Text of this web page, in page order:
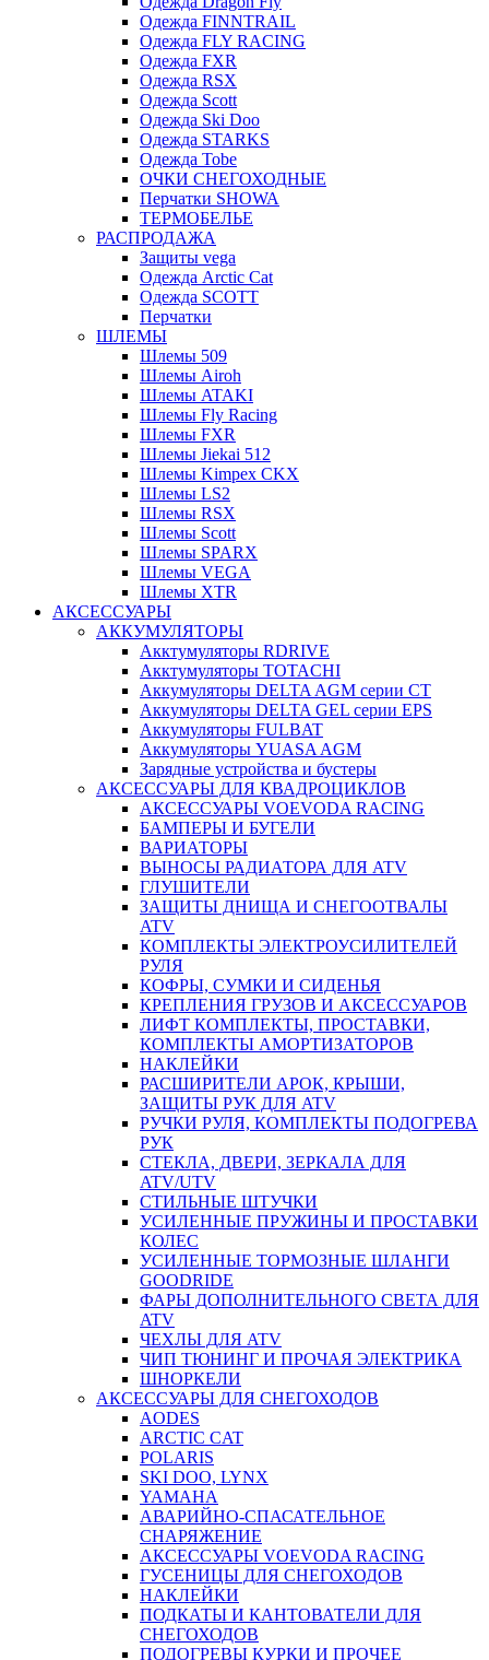
Одежда FINNTRAIL
Одежда FLY RACING
Одежда FXR
Одежда RSX
Одежда Scott
Одежда Ski Doo
Одежда STARKS
Одежда Tobe
ОЧКИ СНЕГОХОДНЫЕ
Перчатки SHOWA
ТЕРМОБЕЛЬЕ
РАСПРОДАЖА
Защиты vega
Одежда Arctic Cat
Одежда SCOTT
Перчатки
ШЛЕМЫ
Шлемы 509
Шлемы Airoh
Шлемы ATAKI
Шлемы Fly Racing
Шлемы FXR
Шлемы Jiekai 512
Шлемы Kimpex CKX
Шлемы LS2
Шлемы RSX
Шлемы Scott
Шлемы SPARX
Шлемы VEGA
Шлемы XTR
АКСЕССУАРЫ
АККУМУЛЯТОРЫ
Акктумуляторы RDRIVE
Акктумуляторы TOTACHI
Аккумуляторы DELTA AGM серии CT
Аккумуляторы DELTA GEL серии EPS
Аккумуляторы FULBAT
Аккумуляторы YUASA AGM
Зарядные устройства и бустеры
АКСЕССУАРЫ ДЛЯ КВАДРОЦИКЛОВ
АКСЕССУАРЫ VOEVODA RACING
БАМПЕРЫ И БУГЕЛИ
ВАРИАТОРЫ
ВЫНОСЫ РАДИАТОРА ДЛЯ ATV
ГЛУШИТЕЛИ
ЗАЩИТЫ ДНИЩА И СНЕГООТВАЛЫ
ATV
КОМПЛЕКТЫ ЭЛЕКТРОУСИЛИТЕЛЕЙ
РУЛЯ
КОФРЫ, СУМКИ И СИДЕНЬЯ
КРЕПЛЕНИЯ ГРУЗОВ И АКСЕССУАРОВ
ЛИФТ КОМПЛЕКТЫ, ПРОСТАВКИ,
КОМПЛЕКТЫ АМОРТИЗАТОРОВ
НАКЛЕЙКИ
РАСШИРИТЕЛИ АРОК, КРЫШИ,
ЗАЩИТЫ РУК ДЛЯ ATV
РУЧКИ РУЛЯ, КОМПЛЕКТЫ ПОДОГРЕВА
РУК
СТЕКЛА, ДВЕРИ, ЗЕРКАЛА ДЛЯ
ATV/UTV
СТИЛЬНЫЕ ШТУЧКИ
УСИЛЕННЫЕ ПРУЖИНЫ И ПРОСТАВКИ
КОЛЕС
УСИЛЕННЫЕ ТОРМОЗНЫЕ ШЛАНГИ
GOODRIDE
ФАРЫ ДОПОЛНИТЕЛЬНОГО СВЕТА ДЛЯ
ATV
ЧЕХЛЫ ДЛЯ ATV
ЧИП ТЮНИНГ И ПРОЧАЯ ЭЛЕКТРИКА
ШНОРКЕЛИ
АКСЕССУАРЫ ДЛЯ СНЕГОХОДОВ
AODES
ARCTIC CAT
POLARIS
SKI DOO, LYNX
YAMAHA
АВАРИЙНО-СПАСАТЕЛЬНОЕ
СНАРЯЖЕНИЕ
АКСЕССУАРЫ VOEVODA RACING
ГУСЕНИЦЫ ДЛЯ СНЕГОХОДОВ
НАКЛЕЙКИ
ПОДКАТЫ И КАНТОВАТЕЛИ ДЛЯ
СНЕГОХОДОВ
ПОДОГРЕВЫ КУРКИ И ПРОЧЕЕ